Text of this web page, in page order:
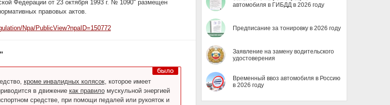
Федерации от 23 октября 1993 г. № 1090" размещен
правовых актов.
Npa/PublicView?npaID=150772
кроме инвалидных колясок, которое имеет
в движение как правиломускульной энергией
средстве, при помощи педалей или рукояток и
автомобиля в ГИБДД в 2026 году
Предписание за тонировку в 2026 году
Заявление на замену водительского
удостоверения
Временный ввоз автомобиля в Россию
в 2026 году